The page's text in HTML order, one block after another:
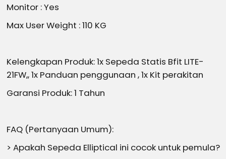
Monitor : Yes
Max User Weight : 110 KG
Kelengkapan Produk: 1x Sepeda Statis Bfit LITE-
21FW,, 1x Panduan penggunaan , 1x Kit perakitan
Garansi Produk: 1 Tahun
FAQ (Pertanyaan Umum):
> Apakah Sepeda Elliptical ini cocok untuk pemula?